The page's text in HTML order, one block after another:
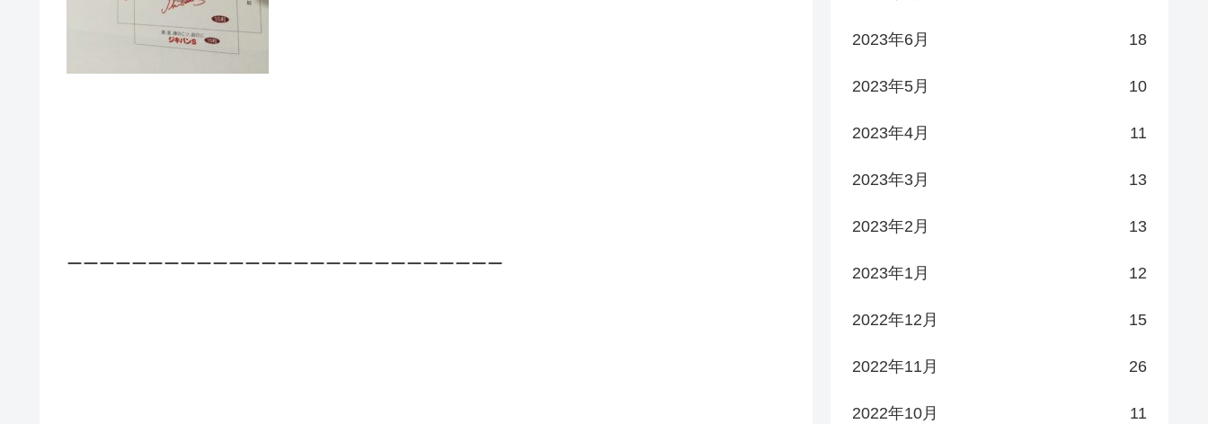
ーーーーーーーーーーーーーーーーーーーーーーーーーーー
2023年6月 18
2023年5月 10
2023年4月 11
2023年3月 13
2023年2月 13
2023年1月 12
2022年12月 15
2022年11月 26
2022年10月 11